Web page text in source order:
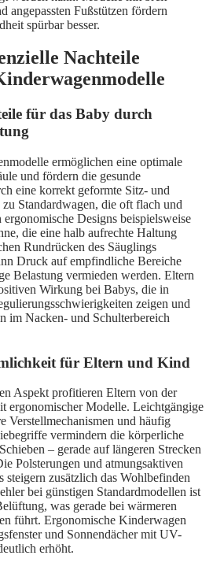
angepassten Fußstützen fördern
spürbar besser.
Nachteile
für das Baby durch
ermöglichen eine optimale
und fördern die gesunde
eine korrekt geformte Sitz- und
Standardwagen, die oft flach und
Designs beispielsweise
die eine halb aufrechte Haltung
Rundrücken des Säuglings
Druck auf empfindliche Bereiche
Belastung vermieden werden. Eltern
Wirkung bei Babys, die in
zeigen und
im Nacken- und Schulterbereich
für Eltern und Kind
Aspekt profitieren Eltern von der
ergonomischer Modelle. Leichtgängige
Verstellmechanismen und häufig
vermindern die körperliche
– gerade auf längeren Strecken
Polsterungen und atmungsaktiven
steigern zusätzlich das Wohlbefinden
bei günstigen Standardmodellen ist
was gerade bei wärmeren
führt. Ergonomische Kinderwagen
und Sonnendächer mit UV-
erhöht.